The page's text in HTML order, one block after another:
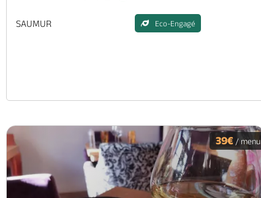
SAUMUR Eco-Engagé
39€/ menu